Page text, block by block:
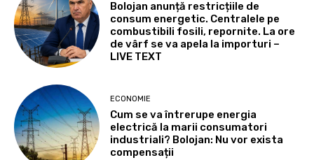
Bolojan anunță restricțiile de
consum energetic. Centralele pe
combustibili fosili, repornite. La ore
de vârf se va apela la importuri –
LIVE TEXT
ECONOMIE
Cum se va întrerupe energia
electrică la marii consumatori
industriali? Bolojan: Nu vor exista
compensații